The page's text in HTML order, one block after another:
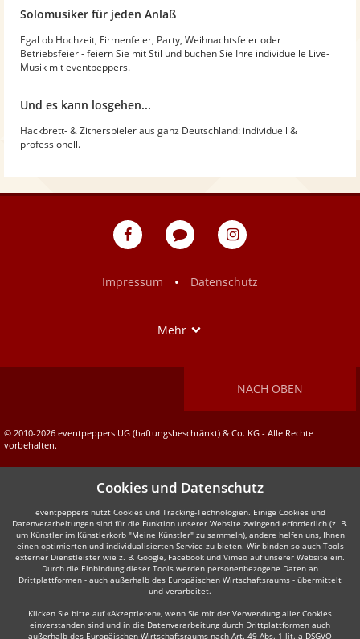
Solomusiker für jeden Anlaß
Egal ob Hochzeit, Firmenfeier, Party, Weihnachtsfeier oder
Betriebsfeier - feiern Sie mit Stil und buchen Sie Ihre individuelle Live-
Musik mit eventpeppers.
Und es kann losgehen...
Hackbrett- & Zitherspieler aus ganz Deutschland: individuell &
professionell.
eventpeppers
Blog
eventpeppers
Impressum
• Datenschutz
Mehr
NACH OBEN
© 2010-2026 eventpeppers UG (haftungsbeschränkt) & Co. KG - Alle Rechte
vorbehalten.
Cookies und Datenschutz
eventpeppers nutzt Cookies und Tracking-Technologien. Einige Cookies und
Datenverarbeitungen sind für die Funktion unserer Website zwingend erforderlich (z. B.
um Künstler im Künstlerkorb "Meine Künstler" zu sammeln), andere helfen uns, Ihnen
einen optimierten und individualisierten Service zu bieten. Wir binden so auch Tools
externer Dienstleister wie z. B. Google, Facebook und Vimeo auf unserer Website ein.
Durch die Einbindung dieser Tools werden personenbezogene Daten an
Drittplattformen - auch außerhalb des Europäischen Wirtschaftsraums - übermittelt
und verarbeitet.
Klicken Sie bitte auf «Akzeptieren», wenn Sie mit der Verwendung aller Cookies
einverstanden sind und in die Datenverarbeitung durch Drittplattformen auch
außerhalb des Europäischen Wirtschaftsraums nach Art. 49 Abs. 1 lit. a DSGVO